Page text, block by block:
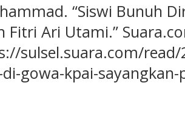
“Siswi Bunuh
Fitri Ari Utami.”
sulsel.suara.com/
gowa-kpai-